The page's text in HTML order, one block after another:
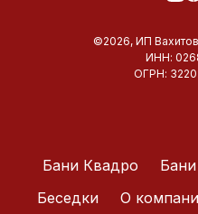
©2026, ИП
ИНН:
ОГРН:
Бани Квадро
Беседки
О